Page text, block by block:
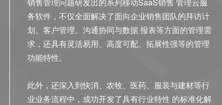
务软件，不仅全面解决了面向企业销售团队的拜访计
划、客户管理、沟通协同与数据 报表等方面的管理需
求，还具有灵活易用、高度可配、拓展性强等的管理
功能特性。
此外，还深入到快消、农牧、医药、服装与建材等行
业业务流程中，成功开发了具有行业特性 的标准化解